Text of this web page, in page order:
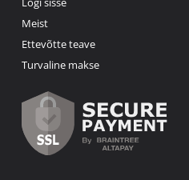
Meist
Ettevõtte teave
Turvaline makse